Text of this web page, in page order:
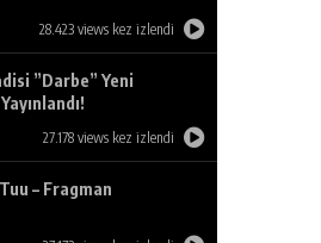
28.423 views kez izlendi
”Darbe” Yeni
27.178 views kez izlendi
– Fragman